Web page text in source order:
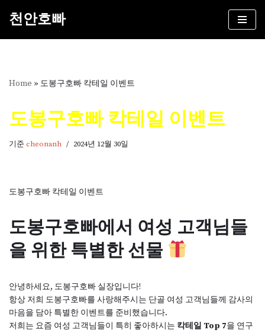
건
뛰
기
천안호빠
Home » 도봉구호빠 칵테일 이벤트
도봉구호빠 칵테일 이벤트
기준 cheonanh 2024년 12월 30일
도봉구호빠 칵테일 이벤트
도봉구호빠에서 여성 고객님들
을 위한 특별한 선물
안녕하세요, 도봉구호빠 실장입니다!
항상 저희 도봉구호빠를 사랑해주시는 단골 여성 고객님들께 감사의
마음을 담아 특별한 이벤트를 준비했습니다.
저희는 요즘 여성 고객님들이 특히 좋아하시는 칵테일 Top 7을 연구